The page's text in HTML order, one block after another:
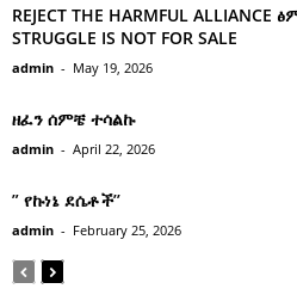
REJECT THE HARMFUL
STRUGGLE IS NOT FOR SALE
admin - May 19, 2026
ዘፈን ሰምቼ ተሳልኩ
admin - April 22, 2026
” የኩነኔ ደሴቶች’’
admin - February 25, 2026